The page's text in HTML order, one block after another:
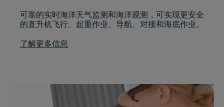
可靠的实时海洋天气监测和海洋观测，可实现更安全
的直升机飞行、起重作业、导航、对接和海底作业。
了解更多信息